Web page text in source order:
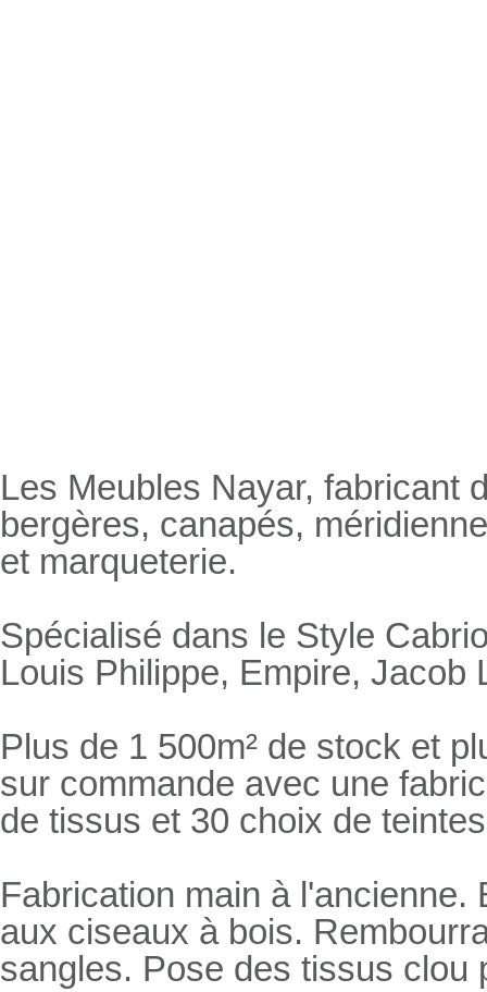
Les Meubles Nayar, fabricant
bergères, canapés,
et marqueterie.
Spécialisé dans le Style
Louis Philippe, Empire, Jacob
Plus de 1 500m² de stock et
sur commande avec une
de tissus et 30 choix de
Fabrication main à
aux ciseaux à bois.
sangles. Pose des tissus clou